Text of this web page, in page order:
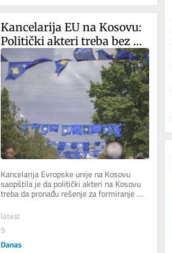
Kancelarija EU na Kosovu:
Politički akteri treba bez
odlaganja da formiraju
nove institucije
Kancelarija Evropske unije na Kosovu
saopštila je da politički akteri na Kosovu
treba da pronađu rešenje za formiranje
novih institucija bez...
latest
9
Danas